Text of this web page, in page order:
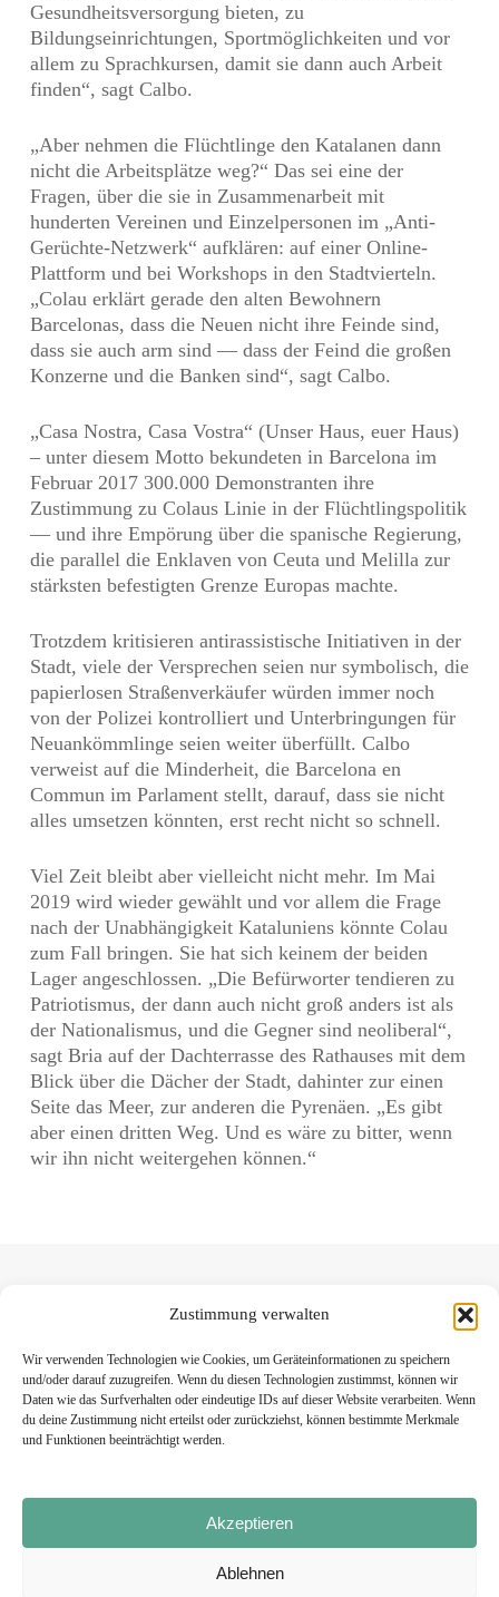
Zustimmung verwalten
Wir verwenden Technologien wie Cookies, um Geräteinformationen zu speichern
und/oder darauf zuzugreifen. Wenn du diesen Technologien zustimmst, können wir
Daten wie das Surfverhalten oder eindeutige IDs auf dieser Website verarbeiten. Wenn
du deine Zustimmung nicht erteilst oder zurückziehst, können bestimmte Merkmale
und Funktionen beeinträchtigt werden.
Akzeptieren
Ablehnen
Gesundheitsversorgung bieten, zu
Bildungseinrichtungen, Sportmöglichkeiten und vor
allem zu Sprachkursen, damit sie dann auch Arbeit
finden“, sagt Calbo.
„Aber nehmen die Flüchtlinge den Katalanen dann
nicht die Arbeitsplätze weg?“ Das sei eine der
Fragen, über die sie in Zusammenarbeit mit
hunderten Vereinen und Einzelpersonen im „Anti-
Gerüchte-Netzwerk“ aufklären: auf einer Online-
Plattform und bei Workshops in den Stadtvierteln.
„Colau erklärt gerade den alten Bewohnern
Barcelonas, dass die Neuen nicht ihre Feinde sind,
dass sie auch arm sind — dass der Feind die großen
Konzerne und die Banken sind“, sagt Calbo.
„Casa Nostra, Casa Vostra“ (Unser Haus, euer Haus)
– unter diesem Motto bekundeten in Barcelona im
Februar 2017 300.000 Demonstranten ihre
Zustimmung zu Colaus Linie in der Flüchtlingspolitik
— und ihre Empörung über die spanische Regierung,
die parallel die Enklaven von Ceuta und Melilla zur
stärksten befestigten Grenze Europas machte.
Trotzdem kritisieren antirassistische Initiativen in der
Stadt, viele der Versprechen seien nur symbolisch, die
papierlosen Straßenverkäufer würden immer noch
von der Polizei kontrolliert und Unterbringungen für
Neuankömmlinge seien weiter überfüllt. Calbo
verweist auf die Minderheit, die Barcelona en
Commun im Parlament stellt, darauf, dass sie nicht
alles umsetzen könnten, erst recht nicht so schnell.
Viel Zeit bleibt aber vielleicht nicht mehr. Im Mai
2019 wird wieder gewählt und vor allem die Frage
nach der Unabhängigkeit Kataluniens könnte Colau
zum Fall bringen. Sie hat sich keinem der beiden
Lager angeschlossen. „Die Befürworter tendieren zu
Patriotismus, der dann auch nicht groß anders ist als
der Nationalismus, und die Gegner sind neoliberal“,
sagt Bria auf der Dachterrasse des Rathauses mit dem
Blick über die Dächer der Stadt, dahinter zur einen
Seite das Meer, zur anderen die Pyrenäen. „Es gibt
aber einen dritten Weg. Und es wäre zu bitter, wenn
wir ihn nicht weitergehen können.“